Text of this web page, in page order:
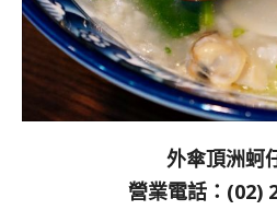
外傘頂洲蚵
營業電話：(02)